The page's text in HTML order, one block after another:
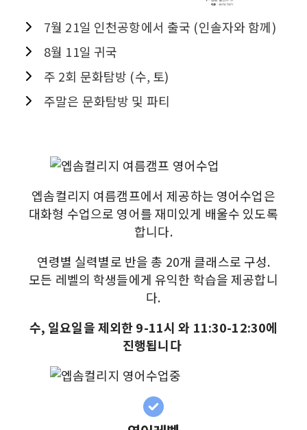
7월 21일 인천공항에서 출국 (인솔자와 함께)
8월 11일 귀국
주 2회 문화탐방 (수, 토)
주말은 문화탐방 및 파티
엡솜컬리지 여름캠프에서 제공하는 영어수업은
대화형 수업으로 영어를 재미있게 배울수 있도록
합니다.
연령별 실력별로 반을 총 20개 클래스로 구성.
모든 레벨의 학생들에게 유익한 학습을 제공합니
다.
수, 일요일을 제외한 9-11시 와 11:30-12:30에
진행됩니다